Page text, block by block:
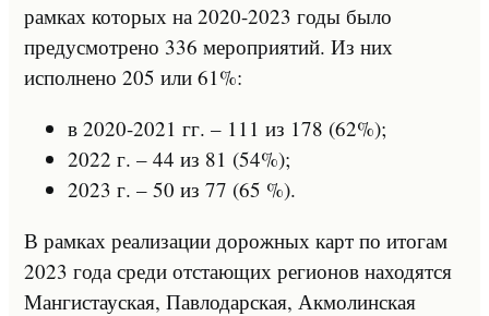
рамках которых на 2020-2023 годы было
предусмотрено 336 мероприятий. Из них
исполнено 205 или 61%:
в 2020-2021 гг. – 111 из 178 (62%);
2022 г. – 44 из 81 (54%);
2023 г. – 50 из 77 (65 %).
В рамках реализации дорожных карт по итогам
2023 года среди отстающих регионов находятся
Мангистауская, Павлодарская, Акмолинская